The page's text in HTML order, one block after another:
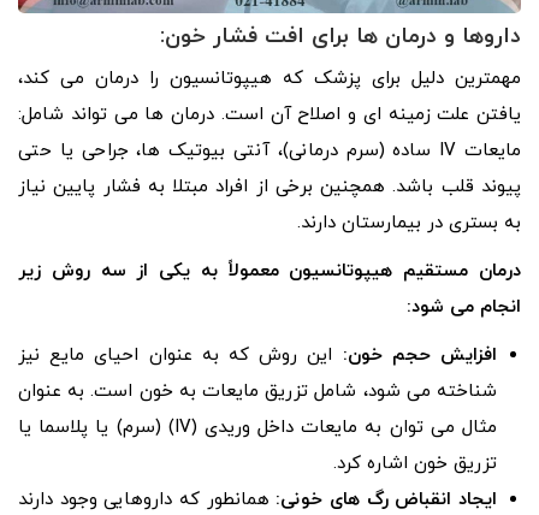
داروها و درمان ها برای افت فشار خون:
مهمترین دلیل برای پزشک که هیپوتانسیون را درمان می کند،
یافتن علت زمینه ای و اصلاح آن است. درمان ها می تواند شامل:
مایعات IV ساده (سرم درمانی)، آنتی بیوتیک ها، جراحی یا حتی
پیوند قلب باشد. همچنین برخی از افراد مبتلا به فشار پایین نیاز
به بستری در بیمارستان دارند.
درمان مستقیم هیپوتانسیون معمولاً به یکی از سه روش زیر
انجام می شود:
افزایش حجم خون: این روش که به عنوان احیای مایع نیز
شناخته می شود، شامل تزریق مایعات به خون است. به عنوان
مثال می توان به مایعات داخل وریدی (IV) (سرم) یا پلاسما یا
تزریق خون اشاره کرد.
ایجاد انقباض رگ های خونی: همانطور که داروهایی وجود دارند